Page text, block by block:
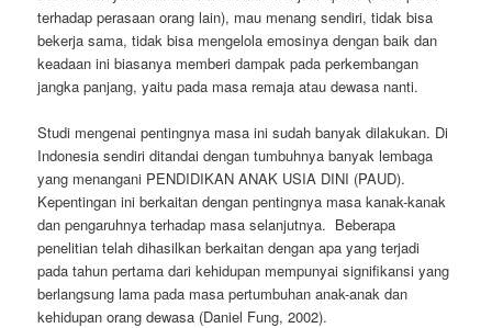
terhadap perasaan orang lain), mau menang sendiri, tidak bisa
bekerja sama, tidak bisa mengelola emosinya dengan baik dan
keadaan ini biasanya memberi dampak pada perkembangan
jangka panjang, yaitu pada masa remaja atau dewasa nanti.
Studi mengenai pentingnya masa ini sudah banyak dilakukan. Di
Indonesia sendiri ditandai dengan tumbuhnya banyak lembaga
yang menangani PENDIDIKAN ANAK USIA DINI (PAUD).
Kepentingan ini berkaitan dengan pentingnya masa kanak-kanak
dan pengaruhnya terhadap masa selanjutnya. Beberapa
penelitian telah dihasilkan berkaitan dengan apa yang terjadi
pada tahun pertama dari kehidupan mempunyai signifikansi yang
berlangsung lama pada masa pertumbuhan anak-anak dan
kehidupan orang dewasa (Daniel Fung, 2002).